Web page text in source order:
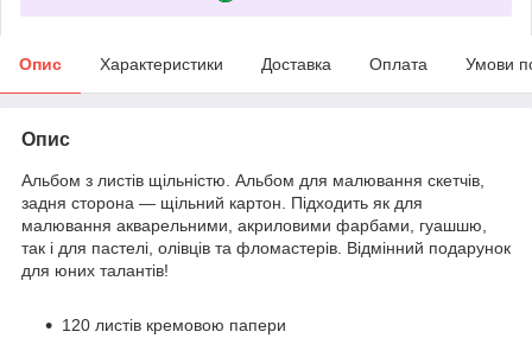
Опис Характеристики Доставка Оплата Умови
Опис
Альбом з листів щільністю. Альбом для малювання скетчів,
задня сторона — щільний картон. Підходить як для
малювання акварельними, акриловими фарбами, гуашшю,
так і для пастелі, олівців та фломастерів. Відмінний подарунок
для юних талантів!
120 листів кремовою папери